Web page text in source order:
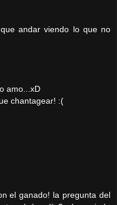
andar viendo lo que no
amo...xD
chantagear! :(
el ganado! la pregunta del